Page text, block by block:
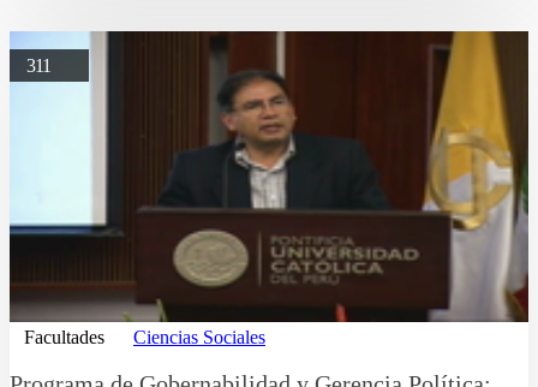
311
Facultades Ciencias Sociales